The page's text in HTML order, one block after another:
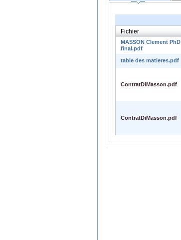
Fichier
MASSON Clement PhD
final.pdf
table des matieres.pdf
ContratDiMasson.pdf
ContratDiMasson.pdf